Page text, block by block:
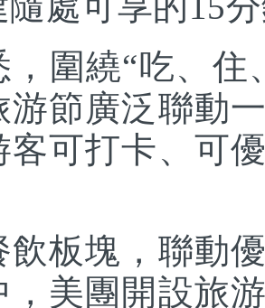
繞“吃、住
游節廣泛聯動
客可打卡、可
塊，聯動優
，美團開設旅